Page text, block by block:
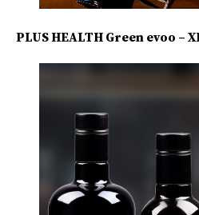
PLUS HEALTH Green evoo –